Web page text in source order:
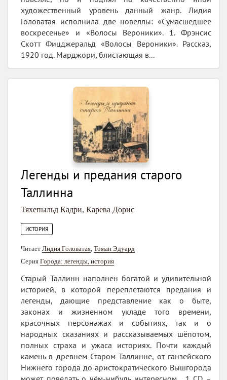
художественный уровень данный жанр. Лидия
Головатая исполнила две новеллы: «Сумасшедшее
воскресенье» и «Волосы Вероники». 1. Фрэнсис
Скотт Фицджеральд «Волосы Вероники». Рассказ,
1920 год. Марджори, блистающая в...
Легенды и предания старого
Таллинна
Тяхепыльд Кадри, Карева Дорис
ИСТОРИЯ
Читает Лидия Головатая, Toман Эдуард
Серия Города: легенды, история
Старый Таллинн наполнен богатой и удивительной
историей, в которой переплетаются предания и
легенды, дающие представление как о быте,
законах и жизненном укладе того времени,
красочных персонажах и событиях, так и о
народных сказаниях и рассказываемых шёпотом,
полных страха и ужаса историях. Почти каждый
камень в древнем Старом Таллинне, от ганзейского
Нижнего города до аристократического Вышгорода